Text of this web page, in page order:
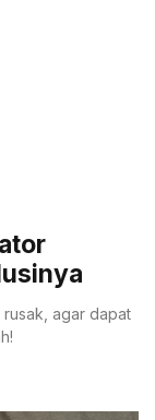
agar dapat